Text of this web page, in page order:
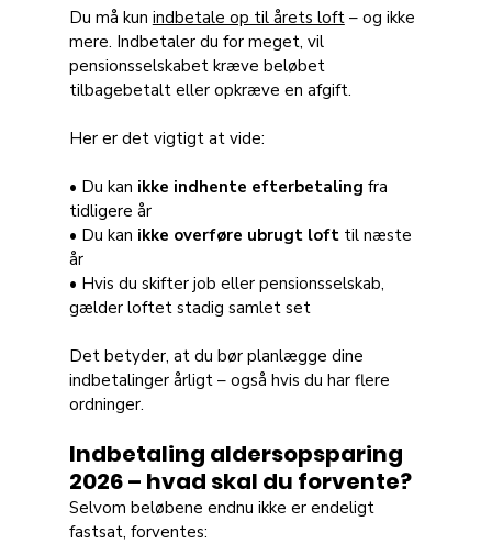
Du må kun indbetale op til årets loft – og ikke
mere. Indbetaler du for meget, vil
pensionsselskabet kræve beløbet
tilbagebetalt eller opkræve en afgift.
Her er det vigtigt at vide:
• Du kan ikke indhente efterbetaling fra
tidligere år
• Du kan ikke overføre ubrugt loft til næste
år
• Hvis du skifter job eller pensionsselskab,
gælder loftet stadig samlet set
Det betyder, at du bør planlægge dine
indbetalinger årligt – også hvis du har flere
ordninger.
Indbetaling aldersopsparing
2026 – hvad skal du forvente?
Selvom beløbene endnu ikke er endeligt
fastsat, forventes: